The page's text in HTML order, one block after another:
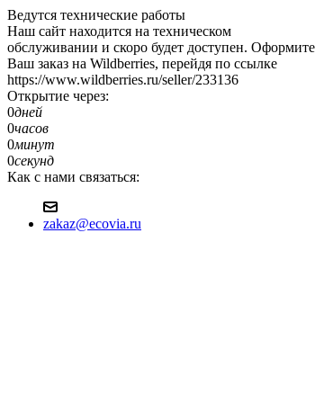
Ведутся технические работы
Наш сайт находится на техническом
обслуживании и скоро будет доступен. Оформите
Ваш заказ на Wildberries, перейдя по ссылке
https://www.wildberries.ru/seller/233136
Открытие через:
0дней
0часов
0минут
0секунд
Как с нами связаться:
zakaz@ecovia.ru